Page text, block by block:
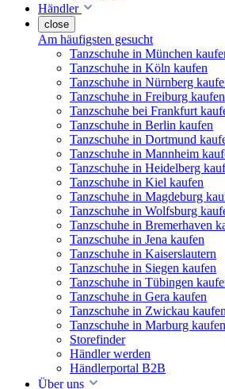
Händler
close
Am häufigsten gesucht
Tanzschuhe in München
Tanzschuhe in Köln kaufen
Tanzschuhe in Nürnberg
Tanzschuhe in Freiburg kaufen
Tanzschuhe bei Frankfurt
Tanzschuhe in Berlin kaufen
Tanzschuhe in Dortmund
Tanzschuhe in Mannheim
Tanzschuhe in Heidelberg
Tanzschuhe in Kiel kaufen
Tanzschuhe in Magdeburg
Tanzschuhe in Wolfsburg
Tanzschuhe in Bremerhaven
Tanzschuhe in Jena kaufen
Tanzschuhe in Kaiserslautern
Tanzschuhe in Siegen kaufen
Tanzschuhe in Tübingen
Tanzschuhe in Gera kaufen
Tanzschuhe in Zwickau kaufen
Tanzschuhe in Marburg kaufen
Storefinder
Händler werden
Händlerportal B2B
Über uns